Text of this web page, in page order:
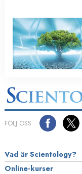
FÖLJ OSS
Vad är Scientology?
Online-kurser